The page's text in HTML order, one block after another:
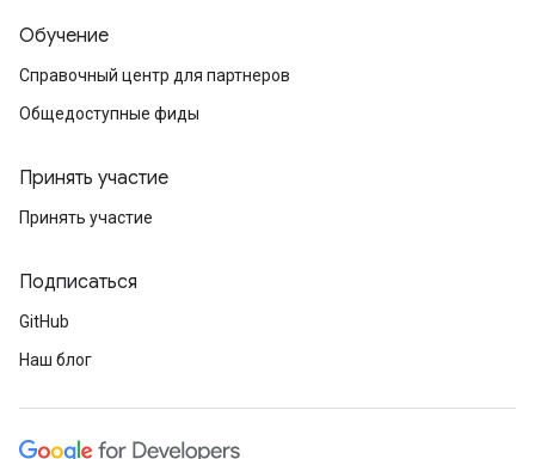
Обучение
Справочный центр для партнеров
Общедоступные фиды
Принять участие
Принять участие
Подписаться
GitHub
Наш блог